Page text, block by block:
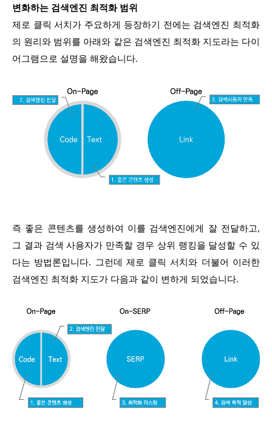
변화하는 검색엔진 최적화 범위
제로 클릭 서치가 주요하게 등장하기 전에는 검색엔진 최적화
의 원리와 범위를 아래와 같은 검색엔진 최적화 지도라는 다이
어그램으로 설명을 해왔습니다.
즉 좋은 콘텐츠를 생성하여 이를 검색엔진에게 잘 전달하고,
그 결과 검색 사용자가 만족할 경우 상위 랭킹을 달성할 수 있
다는 방법론입니다. 그런데 제로 클릭 서치와 더불어 이러한
검색엔진 최적화 지도가 다음과 같이 변하게 되었습니다.